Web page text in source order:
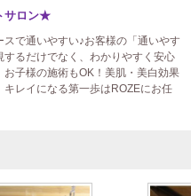
サロン★
で通いやすい♪お客様の「通いやす
るだけでなく、わかりやすく安心
子様の施術もOK！美肌・美白効果
レイになる第一歩はROZEにお任